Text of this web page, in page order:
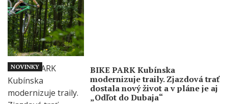
BIKE PARK Kubínska
modernizuje traily. Zjazdová trať
dostala nový život a v pláne je aj
„Odľot do Dubaja“
NOVINKY